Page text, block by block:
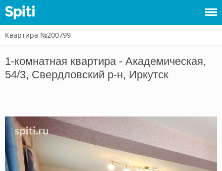
Войти
Сдать
Квартира №200799
1-комнатная квартира - Академическая,
54/3, Свердловский р-н, Иркутск